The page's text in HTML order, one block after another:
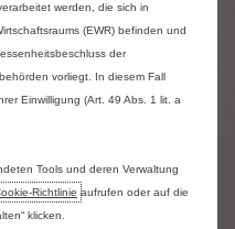
die Bedürfnisse Ihres
Egal, ob Sie Güter,
transportieren, Ihre
produktiv eingesetzt.
werden, die sich in
(EWR) befinden und
der
vorliegt. In diesem Fall
Einwilligung (Art. 49 Abs. 1 lit. a
Tools und deren Verwaltung
aufrufen oder auf die
klicken.